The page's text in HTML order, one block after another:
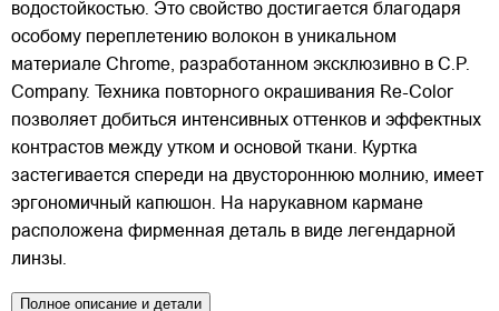
водостойкостью. Это свойство достигается благодаря
особому переплетению волокон в уникальном
материале Chrome, разработанном эксклюзивно в C.P.
Company. Техника повторного окрашивания Re-Color
позволяет добиться интенсивных оттенков и эффектных
контрастов между утком и основой ткани. Куртка
застегивается спереди на двустороннюю молнию, имеет
эргономичный капюшон. На нарукавном кармане
расположена фирменная деталь в виде легендарной
линзы.
Полное описание и детали